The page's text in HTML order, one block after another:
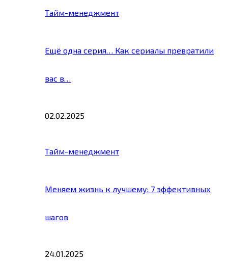
Тайм-менеджмент
Ещё одна серия… Как сериалы превратили
вас в…
02.02.2025
Тайм-менеджмент
Меняем жизнь к лучшему: 7 эффективных
шагов
24.01.2025